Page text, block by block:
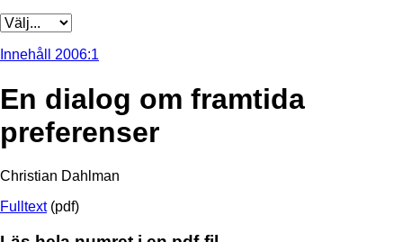
Innehåll 2006:1
En dialog om framtida
preferenser
Christian Dahlman
Fulltext(pdf)